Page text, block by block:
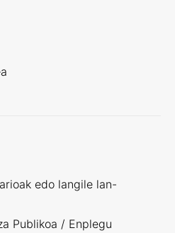
edo langile lan-
Publikoa / Enplegu